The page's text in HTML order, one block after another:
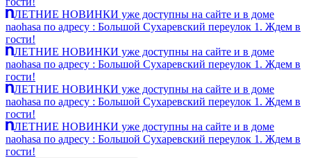
ЛЕТНИЕ НОВИНКИ уже доступны на сайте и в доме
naohasa по адресу : Большой Сухаревский переулок 1. Ждем в
гости!
ЛЕТНИЕ НОВИНКИ уже доступны на сайте и в доме
naohasa по адресу : Большой Сухаревский переулок 1. Ждем в
гости!
ЛЕТНИЕ НОВИНКИ уже доступны на сайте и в доме
naohasa по адресу : Большой Сухаревский переулок 1. Ждем в
гости!
ЛЕТНИЕ НОВИНКИ уже доступны на сайте и в доме
naohasa по адресу : Большой Сухаревский переулок 1. Ждем в
гости!